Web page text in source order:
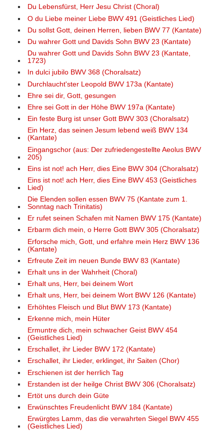
Du Lebensfürst, Herr Jesu Christ (Choral)
O du Liebe meiner Liebe BWV 491 (Geistliches Lied)
Du sollst Gott, deinen Herren, lieben BWV 77 (Kantate)
Du wahrer Gott und Davids Sohn BWV 23 (Kantate)
Du wahrer Gott und Davids Sohn BWV 23 (Kantate,
1723)
In dulci jubilo BWV 368 (Choralsatz)
Durchlaucht'ster Leopold BWV 173a (Kantate)
Ehre sei dir, Gott, gesungen
Ehre sei Gott in der Höhe BWV 197a (Kantate)
Ein feste Burg ist unser Gott BWV 303 (Choralsatz)
Ein Herz, das seinen Jesum lebend weiß BWV 134
(Kantate)
Eingangschor (aus: Der zufriedengestellte Aeolus BWV
205)
Eins ist not! ach Herr, dies Eine BWV 304 (Choralsatz)
Eins ist not! ach Herr, dies Eine BWV 453 (Geistliches
Lied)
Die Elenden sollen essen BWV 75 (Kantate zum 1.
Sonntag nach Trinitatis)
Er rufet seinen Schafen mit Namen BWV 175 (Kantate)
Erbarm dich mein, o Herre Gott BWV 305 (Choralsatz)
Erforsche mich, Gott, und erfahre mein Herz BWV 136
(Kantate)
Erfreute Zeit im neuen Bunde BWV 83 (Kantate)
Erhalt uns in der Wahrheit (Choral)
Erhalt uns, Herr, bei deinem Wort
Erhalt uns, Herr, bei deinem Wort BWV 126 (Kantate)
Erhöhtes Fleisch und Blut BWV 173 (Kantate)
Erkenne mich, mein Hüter
Ermuntre dich, mein schwacher Geist BWV 454
(Geistliches Lied)
Erschallet, ihr Lieder BWV 172 (Kantate)
Erschallet, ihr Lieder, erklinget, ihr Saiten (Chor)
Erschienen ist der herrlich Tag
Erstanden ist der heilge Christ BWV 306 (Choralsatz)
Ertöt uns durch dein Güte
Erwünschtes Freudenlicht BWV 184 (Kantate)
Erwürgtes Lamm, das die verwahrten Siegel BWV 455
(Geistliches Lied)